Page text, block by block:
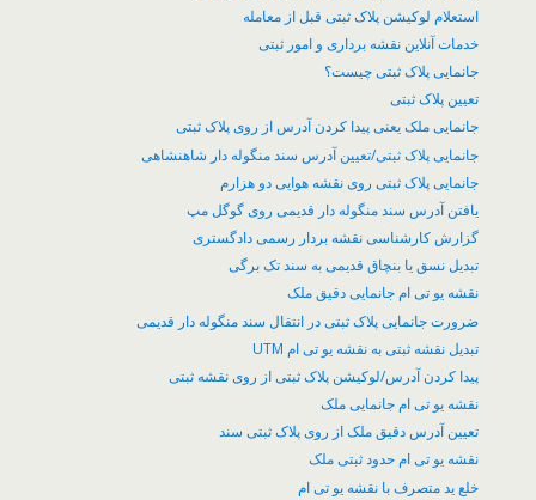
​استعلام لوکیشن پلاک ثبتی قبل از معامله
خدمات آنلاین نقشه برداری و امور ثبتی
جانمایی پلاک ثبتی چیست؟
تعیین پلاک ثبتی
جانمایی ملک یعنی پیدا کردن آدرس از روی پلاک ثبتی
جانمایی پلاک ثبتی/تعیین آدرس سند منگوله دار شاهنشاهی
جانمایی پلاک ثبتی روی نقشه هوایی دو هزارم
یافتن آدرس سند منگوله دار قدیمی روی گوگل مپ
گزارش کارشناسی نقشه بردار رسمی دادگستری
تبدیل نسق یا بنچاق قدیمی به سند تک برگی
نقشه یو تی ام جانمایی دقیق ملک
ضرورت جانمایی پلاک ثبتی در انتقال سند منگوله دار قدیمی
تبدیل نقشه ثبتی به نقشه یو تی ام UTM
پیدا کردن آدرس/لوکیشن پلاک ثبتی از روی نقشه ثبتی
نقشه یو تی ام جانمایی ملک
تعیین آدرس دقیق ملک از روی پلاک ثبتی سند
نقشه یو تی ام حدود ثبتی ملک
خلع ید متصرف با نقشه یو تی ام